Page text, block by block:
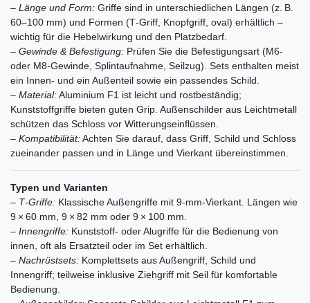
– Länge und Form: Griffe sind in unterschiedlichen Längen (z. B.
60–100 mm) und Formen (T‑Griff, Knopfgriff, oval) erhältlich –
wichtig für die Hebelwirkung und den Platzbedarf.
– Gewinde & Befestigung: Prüfen Sie die Befestigungsart (M6‑
oder M8‑Gewinde, Splintaufnahme, Seilzug). Sets enthalten meist
ein Innen- und ein Außenteil sowie ein passendes Schild.
– Material:Aluminium F1 ist leicht und rostbeständig;
Kunststoffgriffe bieten guten Grip. Außenschilder aus Leichtmetall
schützen das Schloss vor Witterungseinflüssen.
– Kompatibilität:Achten Sie darauf, dass Griff, Schild und Schloss
zueinander passen und in Länge und Vierkant übereinstimmen.
Typen und Varianten
– T‑Griffe: Klassische Außengriffe mit 9‑mm‑Vierkant. Längen wie
9 × 60 mm, 9 × 82 mm oder 9 × 100 mm.
– Innengriffe: Kunststoff- oder Alugriffe für die Bedienung von
innen, oft als Ersatzteil oder im Set erhältlich.
– Nachrüstsets: Komplettsets aus Außengriff, Schild und
Innengriff; teilweise inklusive Ziehgriff mit Seil für komfortable
Bedienung.